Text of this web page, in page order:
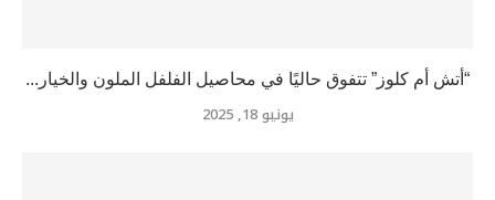
“أتش أم كلوز” تتفوق حاليًا في محاصيل الفلفل الملون والخيار...
يونيو 18, 2025